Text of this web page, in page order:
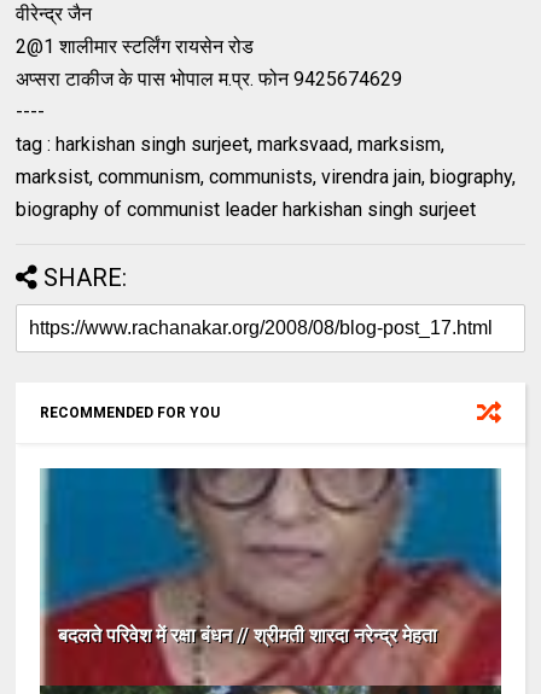
वीरेन्द्र जैन
2@1 शालीमार स्टर्लिंग रायसेन रोड
अप्सरा टाकीज के पास भोपाल म.प्र. फोन 9425674629
----
tag : harkishan singh surjeet, marksvaad, marksism,
marksist, communism, communists, virendra jain, biography,
biography of communist leader harkishan singh surjeet
SHARE:
RECOMMENDED FOR YOU
बदलते परिवेश में रक्षा बंधन // श्रीमती शारदा नरेन्द्र मेहता